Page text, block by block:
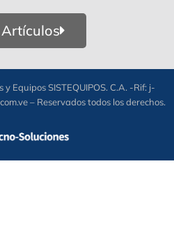
Equipos SISTEQUIPOS. C.A. -Rif: j-
– Reservados todos los derechos.